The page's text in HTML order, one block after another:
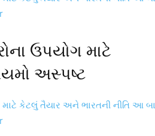
ઉપયોગ માટે
અસ્પષ્ટ